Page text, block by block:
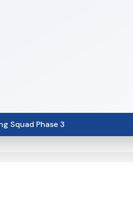
Squad Phase 3